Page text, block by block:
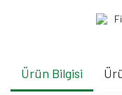
Ürün Bilgisi